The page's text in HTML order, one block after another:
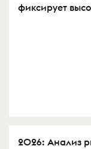
фиксирует
2026: Анализ